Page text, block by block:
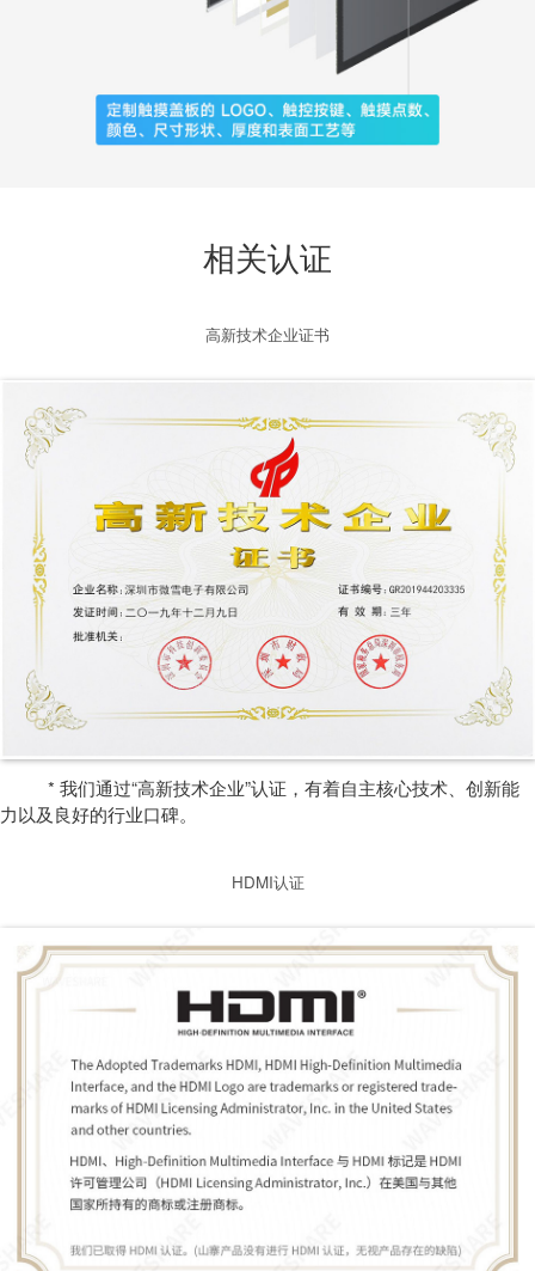
相关认证
高新技术企业证书
* 我们通过“高新技术企业”认证，有着自主核心技术、创新能
力以及良好的行业口碑。
HDMI认证